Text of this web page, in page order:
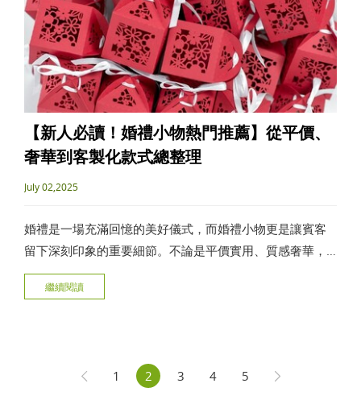
【新人必讀！婚禮小物熱門推薦】從平價、
奢華到客製化款式總整理
July 02,2025
婚禮是一場充滿回憶的美好儀式，而婚禮小物更是讓賓客
留下深刻印象的重要細節。不論是平價實用、質感奢華，
還是專屬客製設計，選對婚禮小物能為整場婚禮增添幸福
氛圍，本文將帶你一次了解平價、奢華婚禮小物款式與選
繼續閱讀
1 2 3 4 5